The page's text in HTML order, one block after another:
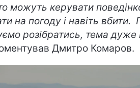
можуть керувати
на погоду і навіть вбити.
розібратись, тема дуже
Дмитро Комаров.